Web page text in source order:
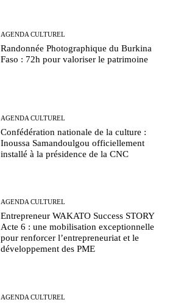
AGENDA CULTUREL
Randonnée Photographique du Burkina
Faso : 72h pour valoriser le patrimoine
AGENDA CULTUREL
Confédération nationale de la culture :
Inoussa Samandoulgou officiellement
installé à la présidence de la CNC
AGENDA CULTUREL
Entrepreneur WAKATO Success STORY
Acte 6 : une mobilisation exceptionnelle
pour renforcer l’entrepreneuriat et le
développement des PME
AGENDA CULTUREL